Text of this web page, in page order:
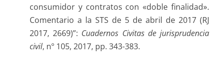
consumidor y contratos con «doble finalidad».
Comentario a la STS de 5 de abril de 2017 (RJ
2017, 2669)”: Cuadernos Civitas de jurisprudencia
civil, nº 105, 2017, pp. 343-383.